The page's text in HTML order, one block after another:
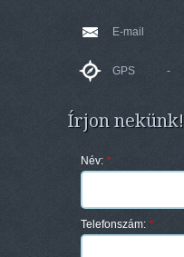
E-mail
GPS -
Írjon nekünk!
Név: *
Telefonszám: *